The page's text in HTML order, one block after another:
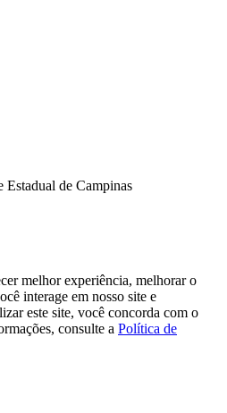
de Campinas
melhor experiência, melhorar o
interage em nosso site e
este site, você concorda com o
consulte a Política de